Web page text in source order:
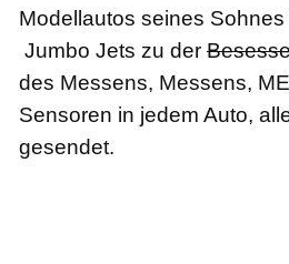
Modellautos seines
Jumbo Jets zu der
des Messens, Messens,
Sensoren in jedem Auto,
gesendet.